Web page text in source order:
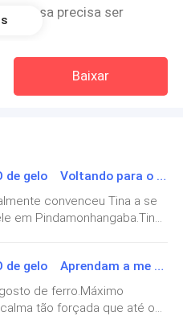
casa precisa ser
O perfume dela me
quente misturada a
e joguei no sofá.
esse apartamento onde
beleza que parecia ter
Baixar
A Esposa esquecida e o CEO de gelo Voltando para o Brasil
convenceu Tina a se
em Pindamonhangaba.Tina
mão dela, com aquele
tão bem.— Vai ficar aqui
pode ter um jardim em
pausa.— Ah, e contratei uma
A Esposa esquecida e o CEO de gelo Aprendam a me respeitar
de ferro.Máximo
tão forçada que até o